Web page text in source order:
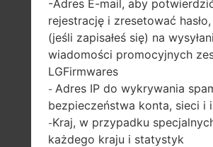
5.0 in (~66.7%
stosunek ekranu
do ciała)
720 x 1280 pikseli
(~294 gęstość
pikseli na cal)
1.3
-Adres E-mail, aby
rejestrację i zresetować
(jeśli zapisałeś się) na
wiadomości promocyjnych
LGFirmwares
- Adres IP do wykrywania
bezpieczeństwa konta, sieci i
-Kraj, w przypadku
każdego kraju i statystyk